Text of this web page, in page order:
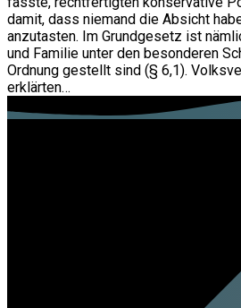
damit, dass niemand die Absicht
anzutasten. Im Grundgesetz ist
und Familie unter den besonderen
Ordnung gestellt sind (§ 6,1).
erklärten…